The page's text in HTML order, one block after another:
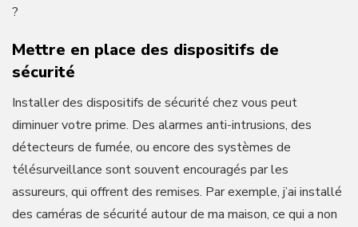
?
Mettre en place des dispositifs de
sécurité
Installer des dispositifs de sécurité chez vous peut
diminuer votre prime. Des alarmes anti-intrusions, des
détecteurs de fumée, ou encore des systèmes de
télésurveillance sont souvent encouragés par les
assureurs, qui offrent des remises. Par exemple, j’ai installé
des caméras de sécurité autour de ma maison, ce qui a non